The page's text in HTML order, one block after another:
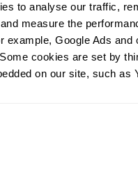
to analyse our traffic,
measure the
example, Google Ads and
cookies are set by
on our site, such as
진단하죠”
25